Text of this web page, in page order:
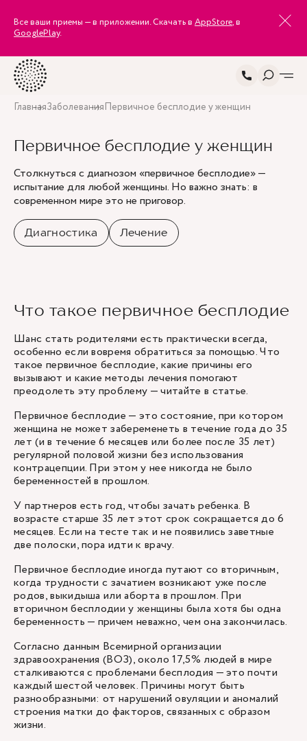
Все ваши приемы — в приложении. Скачать в AppStore, в
GooglePlay.
ГлавнаяЗаболеванияПервичное бесплодие у женщин
Первичное бесплодие у женщин
Столкнуться с диагнозом «первичное бесплодие» —
испытание для любой женщины. Но важно знать: в
современном мире это не приговор.
Диагностика Лечение
Что такое первичное бесплодие
Шанс стать родителями есть практически всегда,
особенно если вовремя обратиться за помощью. Что
такое первичное бесплодие, какие причины его
вызывают и какие методы лечения помогают
преодолеть эту проблему — читайте в статье.
Первичное бесплодие — это состояние, при котором
женщина не может забеременеть в течение года до 35
лет (и в течение 6 месяцев или более после 35 лет)
регулярной половой жизни без использования
контрацепции. При этом у нее никогда не было
беременностей в прошлом.
У партнеров есть год, чтобы зачать ребенка. В
возрасте старше 35 лет этот срок сокращается до 6
месяцев. Если на тесте так и не появились заветные
две полоски, пора идти к врачу.
Первичное бесплодие иногда путают со вторичным,
когда трудности с зачатием возникают уже после
родов, выкидыша или аборта в прошлом. При
вторичном бесплодии у женщины была хотя бы одна
беременность — причем неважно, чем она закончилась.
Согласно данным Всемирной организации
здравоохранения (ВОЗ), около 17,5% людей в мире
сталкиваются с проблемами бесплодия — это почти
каждый шестой человек. Причины могут быть
разнообразными: от нарушений овуляции и аномалий
строения матки до факторов, связанных с образом
жизни.